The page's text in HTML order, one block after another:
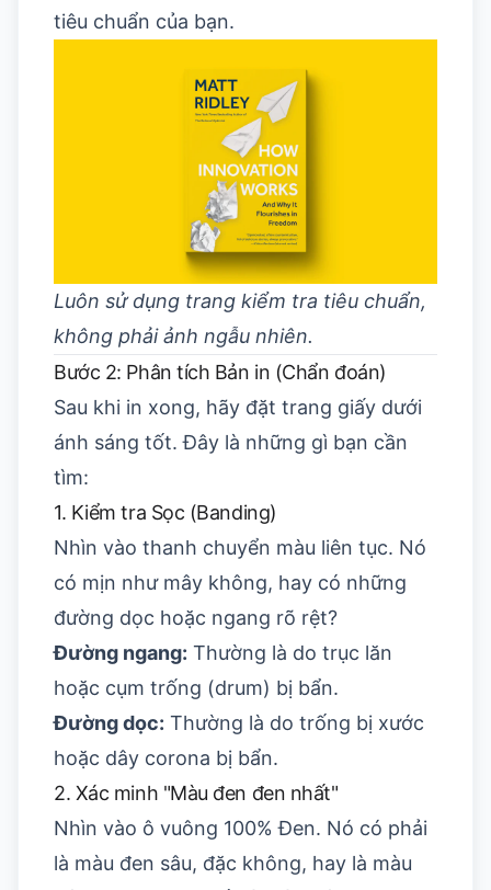
tiêu chuẩn của bạn.
Luôn sử dụng trang kiểm tra tiêu chuẩn,
không phải ảnh ngẫu nhiên.
Bước 2: Phân tích Bản in (Chẩn đoán)
Sau khi in xong, hãy đặt trang giấy dưới
ánh sáng tốt. Đây là những gì bạn cần
tìm:
1. Kiểm tra Sọc (Banding)
Nhìn vào thanh chuyển màu liên tục. Nó
có mịn như mây không, hay có những
đường dọc hoặc ngang rõ rệt?
Đường ngang: Thường là do trục lăn
hoặc cụm trống (drum) bị bẩn.
Đường dọc: Thường là do trống bị xước
hoặc dây corona bị bẩn.
2. Xác minh "Màu đen đen nhất"
Nhìn vào ô vuông 100% Đen. Nó có phải
là màu đen sâu, đặc không, hay là màu